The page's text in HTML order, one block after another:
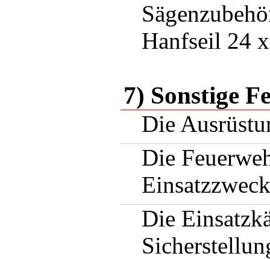
Hanfseil 24
7) Sonstige
Die
Die
Die